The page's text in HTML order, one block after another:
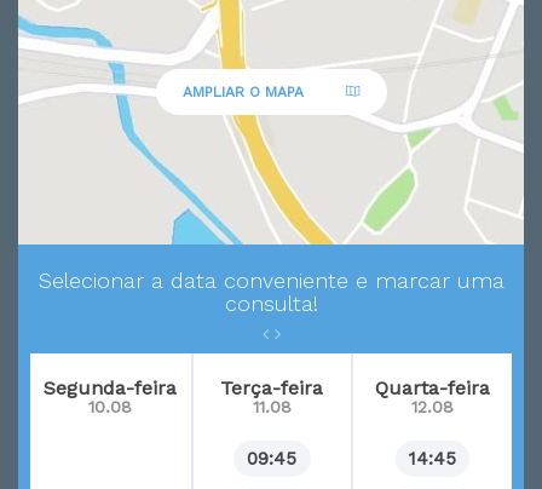
AMPLIAR O MAPA
Selecionar a data conveniente e marcar uma
consulta!
Segunda-feira
10.08
Terça-feira
11.08
09:45
Quarta-feira
12.08
14:45